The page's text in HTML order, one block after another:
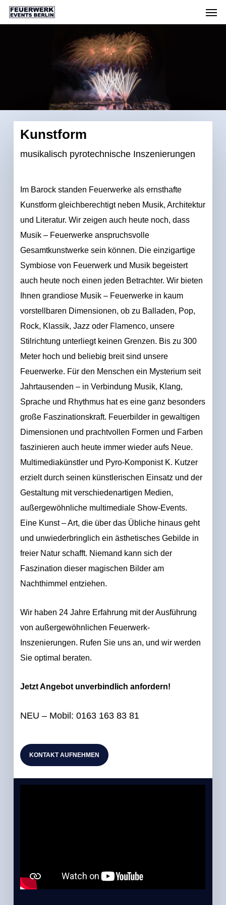
Skip
Kunstform
musikalisch pyrotechnische Inszenierungen
Im Barock standen Feuerwerke als ernsthafte
Kunstform gleichberechtigt neben Musik, Architektur
und Literatur. Wir zeigen auch heute noch, dass
Musik – Feuerwerke anspruchsvolle
Gesamtkunstwerke sein können. Die einzigartige
Symbiose von Feuerwerk und Musik begeistert
auch heute noch einen jeden Betrachter. Wir bieten
Ihnen grandiose Musik – Feuerwerke in kaum
vorstellbaren Dimensionen, ob zu Balladen, Pop,
Rock, Klassik, Jazz oder Flamenco, unsere
Stilrichtung unterliegt keinen Grenzen. Bis zu 300
Meter hoch und beliebig breit sind unsere
Feuerwerke. Für den Menschen ein Mysterium seit
Jahrtausenden – in Verbindung Musik, Klang,
Sprache und Rhythmus hat es eine ganz besonders
große Faszinationskraft. Feuerbilder in gewaltigen
Dimensionen und prachtvollen Formen und Farben
faszinieren auch heute immer wieder aufs Neue.
Multimediakünstler und Pyro-Komponist K. Kutzer
erzielt durch seinen künstlerischen Einsatz und der
Gestaltung mit verschiedenartigen Medien,
außergewöhnliche multimediale Show-Events.
Eine Kunst – Art, die über das Übliche hinaus geht
und unwiederbringlich ein ästhetisches Gebilde in
freier Natur schafft. Niemand kann sich der
Faszination dieser magischen Bilder am
Nachthimmel entziehen.
Wir haben 24 Jahre Erfahrung mit der Ausführung
von außergewöhnlichen Feuerwerk-
Inszenierungen. Rufen Sie uns an, und wir werden
Sie optimal beraten.
Jetzt Angebot unverbindlich anfordern!
NEU – Mobil: 0163 163 83 81
KONTAKT AUFNEHMEN